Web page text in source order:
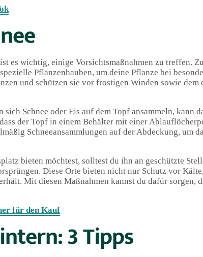
es wichtig, einige Vorsichtsmaßnahmen zu treffen.
Pflanzenhauben, um deine Pflanze bei
und schützen sie vor frostigen Winden sowie
Schnee oder Eis auf dem Topf ansammeln, kann
der Topf in einem Behälter mit einer
Schneeansammlungen auf der Abdeckung, um
bieten möchtest, solltest du ihn an geschützte
Diese Orte bieten nicht nur Schutz vor
Mit diesen Maßnahmen kannst du dafür sorgen,
für den Kauf
3 Tipps